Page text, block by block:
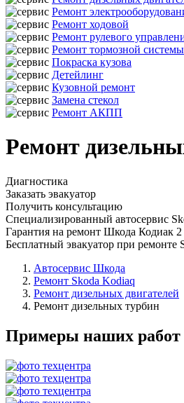
Ремонт
Ремонт ходовой
Ремонт рулевого
Ремонт тормозной системы
Покраска кузова
Детейлинг
Кузовной ремонт
Замена стекол
Ремонт АКПП
Ремонт
Диагностика
Заказать эвакуатор
Получить консультацию
Специализированный автосервис
Гарантия на ремонт Шкода Кодиак 2
Бесплатный эвакуатор при ремонте
Автосервис Шкода
Ремонт Skoda Kodiaq
Ремонт дизельных двигателей
Ремонт дизельных турбин
Примеры наших работ